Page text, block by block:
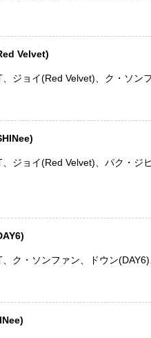
Velvet)
ジョイ(Red Velvet)、ク・ソン
ジョイ(Red Velvet)、パク・ジ
ク・ソンファン、ドウン